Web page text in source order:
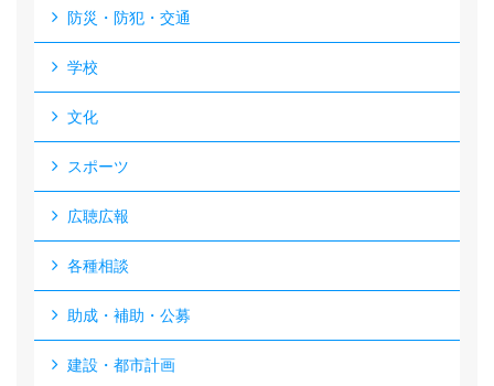
防災・防犯・交通
学校
文化
スポーツ
広聴広報
各種相談
助成・補助・公募
建設・都市計画